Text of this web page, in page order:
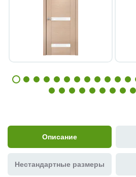
Описание
Нестандартные размеры